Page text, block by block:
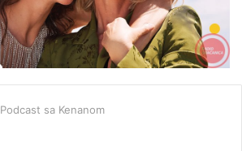
Podcast sa Kenanom